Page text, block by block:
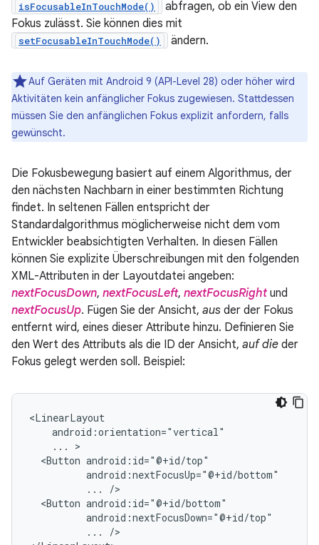
isFocusableInTouchMode()
abfragen, ob ein View den
Fokus zulässt. Sie können dies mit
setFocusableInTouchMode() ändern.
Auf Geräten mit Android 9 (API-Level 28) oder höher wird
Aktivitäten kein anfänglicher Fokus zugewiesen. Stattdessen
müssen Sie den anfänglichen Fokus explizit anfordern, falls
gewünscht.
Die Fokusbewegung basiert auf einem Algorithmus, der
den nächsten Nachbarn in einer bestimmten Richtung
findet. In seltenen Fällen entspricht der
Standardalgorithmus möglicherweise nicht dem vom
Entwickler beabsichtigten Verhalten. In diesen Fällen
können Sie explizite Überschreibungen mit den folgenden
XML-Attributen in der Layoutdatei angeben:
nextFocusDown, nextFocusLeft, nextFocusRightund
nextFocusUp. Fügen Sie der Ansicht, aus der der Fokus
entfernt wird, eines dieser Attribute hinzu. Definieren Sie
den Wert des Attributs als die ID der Ansicht, auf die der
Fokus gelegt werden soll. Beispiel:
...
<Button
...
<Button
...
/>